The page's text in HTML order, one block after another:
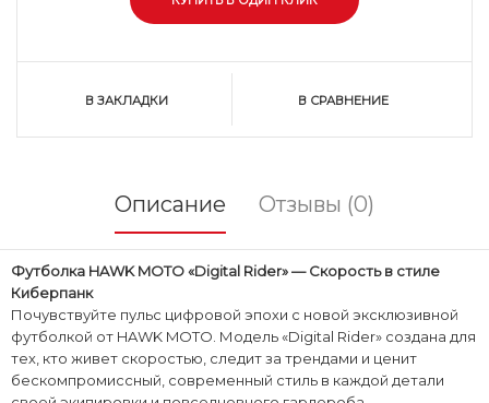
В ЗАКЛАДКИ В СРАВНЕНИЕ
Описание Отзывы (0)
Футболка HAWK MOTO «Digital Rider» — Скорость в стиле
Киберпанк
​Почувствуйте пульс цифровой эпохи с новой эксклюзивной
футболкой от HAWK MOTO. Модель «Digital Rider» создана для
тех, кто живет скоростью, следит за трендами и ценит
бескомпромиссный, современный стиль в каждой детали